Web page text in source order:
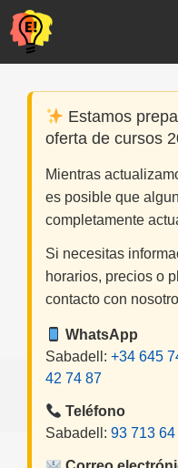
Saltar
al
contenido
Estamos
oferta de cursos
Mientras
es posible que
completamente
Si necesitas
horarios, precios o
contacto con
WhatsApp
Sabadell: +34 645
42 74 87
Teléfono
Sabadell: 93 713 64